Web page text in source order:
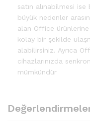
satın alınabilmesi
büyük nedenler
alan Office
kolay bir şekilde
alabilirsiniz. Ayrıca
cihazlarınızda
mümkündür